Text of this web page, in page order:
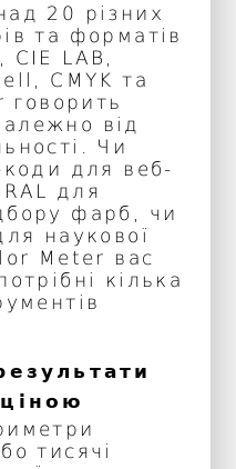
20 різних
та форматів
LAB,
CMYK та
говорить
від
Чи
коди для веб-
для
фарб, чи
наукової
Meter вас
кілька
тисячі